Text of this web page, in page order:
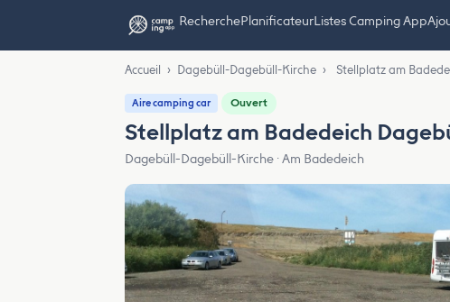
RecherchePlanificateurListes Camping App
Accueil › Dagebüll-Dagebüll-Kirche › Stellplatz am
Aire camping car Ouvert
Stellplatz am Badedeich
Dagebüll-Dagebüll-Kirche · Am Badedeich